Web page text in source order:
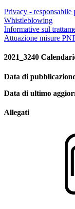
Privacy - responsabile
Whistleblowing
Informative sul
Attuazione misure
2021_3240
Data di
Data di ultimo
Allegati